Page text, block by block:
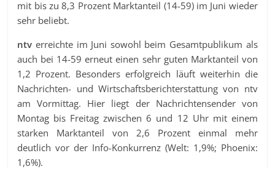
mit bis zu 8,3 Prozent Marktanteil (14-59) im Juni wieder
sehr beliebt.
ntv erreichte im Juni sowohl beim Gesamtpublikum als
auch bei 14-59 erneut einen sehr guten Marktanteil von
1,2 Prozent. Besonders erfolgreich läuft weiterhin die
Nachrichten- und Wirtschaftsberichterstattung von ntv
am Vormittag. Hier liegt der Nachrichtensender von
Montag bis Freitag zwischen 6 und 12 Uhr mit einem
starken Marktanteil von 2,6 Prozent einmal mehr
deutlich vor der Info-Konkurrenz (Welt: 1,9%; Phoenix:
1,6%).